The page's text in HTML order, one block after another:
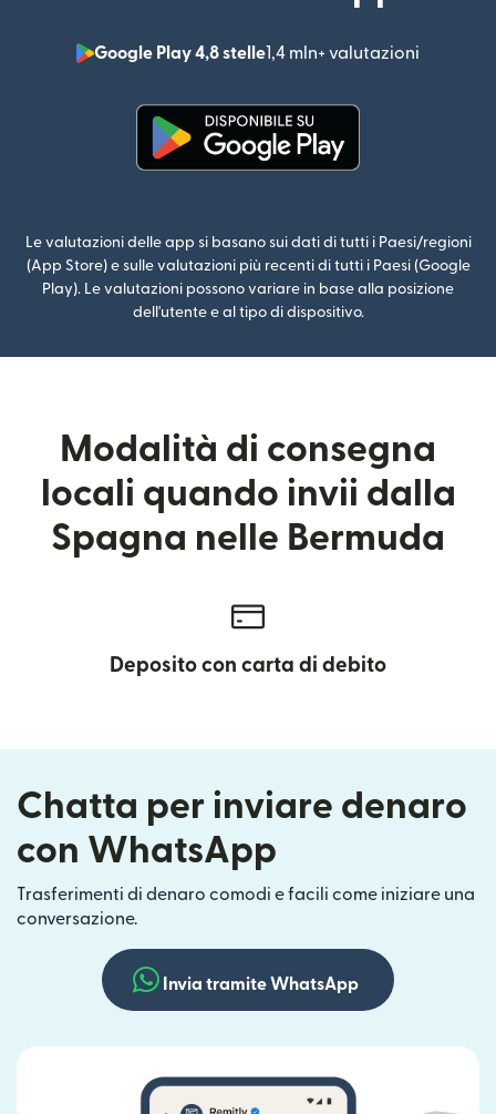
Google Play 4,8 stelle1,4 mln+ valutazioni
Le valutazioni delle app si basano sui dati di tutti i Paesi/regioni
(App Store) e sulle valutazioni più recenti di tutti i Paesi (Google
Play). Le valutazioni possono variare in base alla posizione
dell'utente e al tipo di dispositivo.
Modalità di consegna
locali quando invii dalla
Spagna nelle Bermuda
Deposito con carta di debito
Chatta per inviare denaro
con WhatsApp
Trasferimenti di denaro comodi e facili come iniziare una
conversazione.
Invia tramite WhatsApp